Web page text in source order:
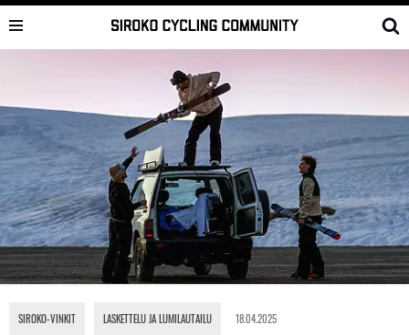
Skip
SIROKO-VINKIT LASKETTELU JA LUMILAUTAILU 18.04.2025